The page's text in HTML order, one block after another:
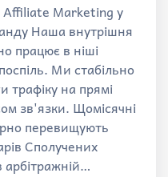
Marketing у
Наша внутрішня
працює в ніші
Ми стабільно
трафіку на прямі
зв'язки. Щомісячні
перевищують
Сполучених